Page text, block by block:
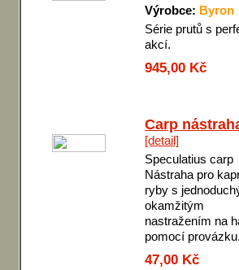
Výrobce: Byron
Série prutů s
akcí.
945,00 Kč
Carp
[detail]
Speculatius carp
Nástraha pro
ryby s
okamžitým
nastražením na
pomocí
47,00 Kč